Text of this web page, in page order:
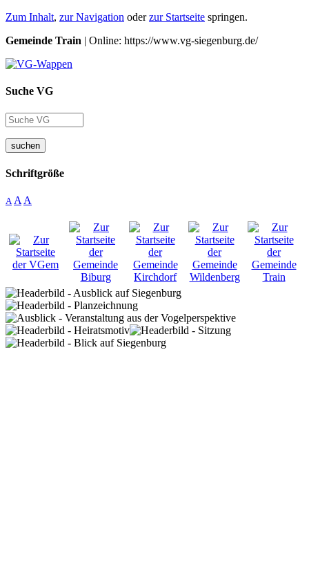
Zum Inhalt, zur Navigation oderzur Startseite springen.
Gemeinde Train | Online: https://www.vg-siegenburg.de/
Suche VG
suchen
Schriftgröße
A A A